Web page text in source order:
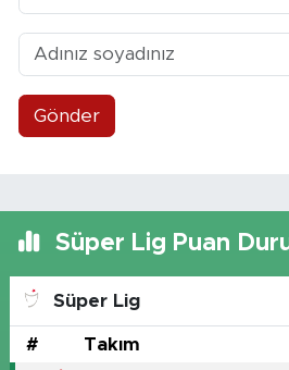
Gönder
Süper Lig Puan
Süper Lig
# Takım